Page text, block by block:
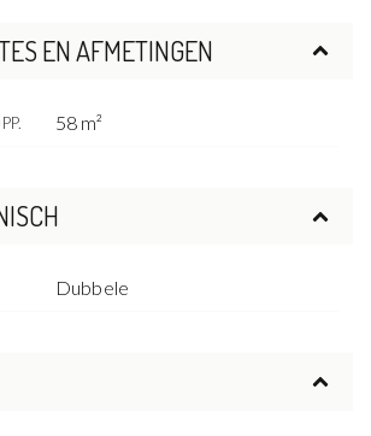
EN AFMETINGEN
58 m²
Dubbele